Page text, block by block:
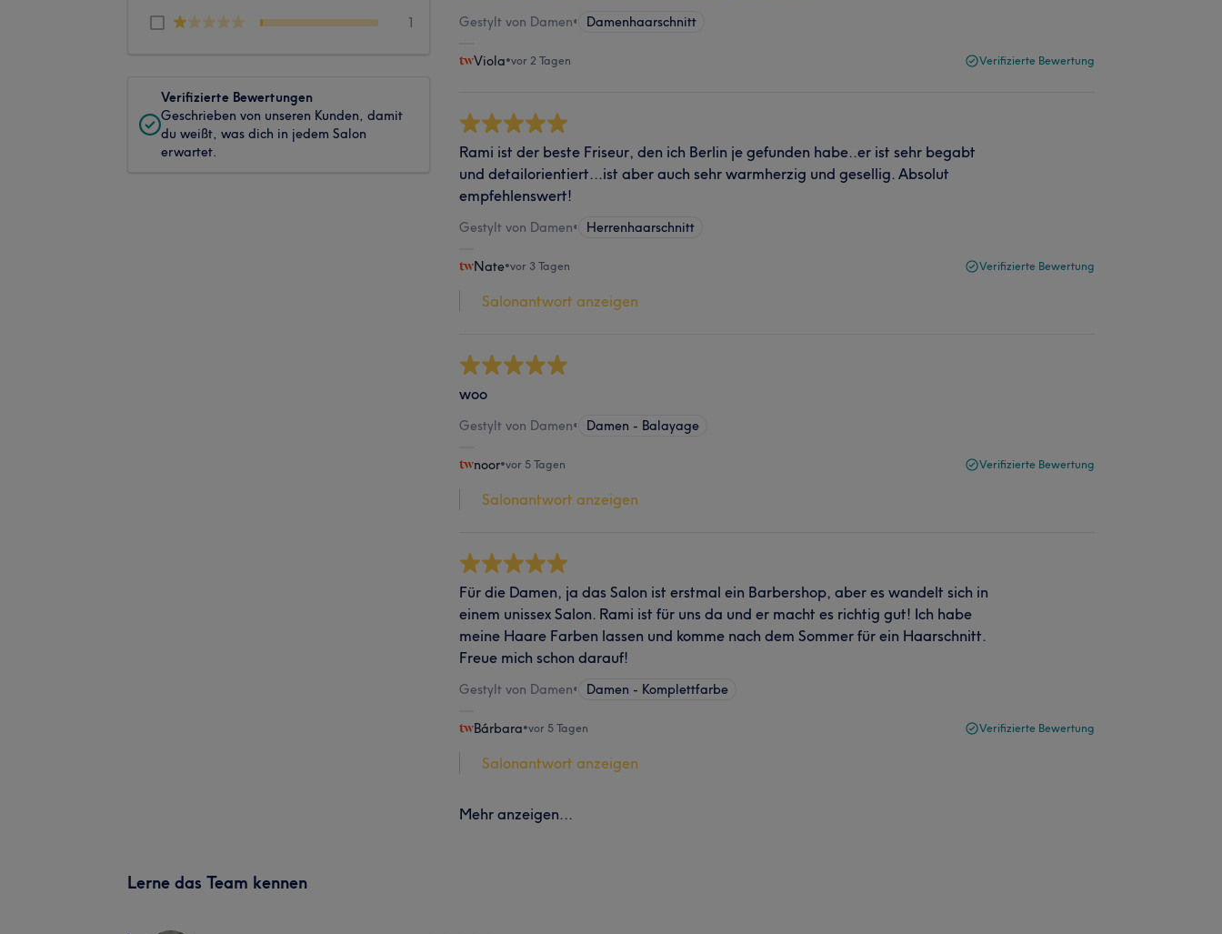
1
Verifizierte Bewertungen
Geschrieben von unseren Kunden, damit
du weißt, was dich in jedem Salon
erwartet.
Gestylt von Damen• Damenhaarschnitt
Viola•vor 2 Tagen Verifizierte Bewertung
Rami ist der beste Friseur, den ich Berlin je gefunden habe..er ist sehr begabt
und detailorientiert...ist aber auch sehr warmherzig und gesellig. Absolut
empfehlenswert!
Gestylt von Damen• Herrenhaarschnitt
Nate•vor 3 Tagen Verifizierte Bewertung
Salonantwort anzeigen
woo
Gestylt von Damen• Damen - Balayage
noor•vor 5 Tagen Verifizierte Bewertung
Salonantwort anzeigen
Für die Damen, ja das Salon ist erstmal ein Barbershop, aber es wandelt sich in
einem unissex Salon. Rami ist für uns da und er macht es richtig gut! Ich habe
meine Haare Farben lassen und komme nach dem Sommer für ein Haarschnitt.
Freue mich schon darauf!
Gestylt von Damen• Damen - Komplettfarbe
Bárbara•vor 5 Tagen Verifizierte Bewertung
Salonantwort anzeigen
Mehr anzeigen...
Lerne das Team kennen